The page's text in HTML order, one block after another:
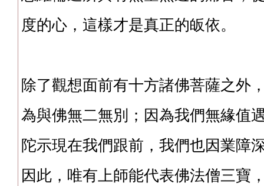
度的心，這樣才是真正的皈依。
除了觀想面前有十方諸佛菩薩之外
為與佛無二無別；因為我們無緣值
陀示現在我們跟前，我們也因業障
因此，唯有上師能代表佛法僧三寶